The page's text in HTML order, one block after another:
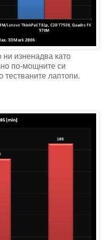
изненадва като
по-мощните си
тестваните лаптопи.